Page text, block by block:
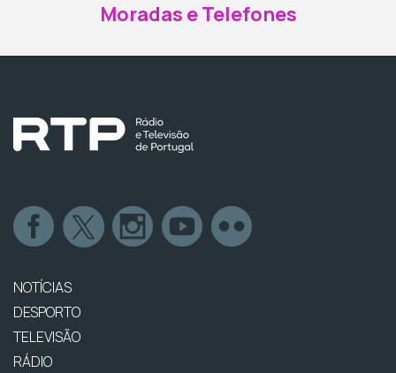
Moradas e Telefones
NOTÍCIAS
DESPORTO
TELEVISÃO
RÁDIO